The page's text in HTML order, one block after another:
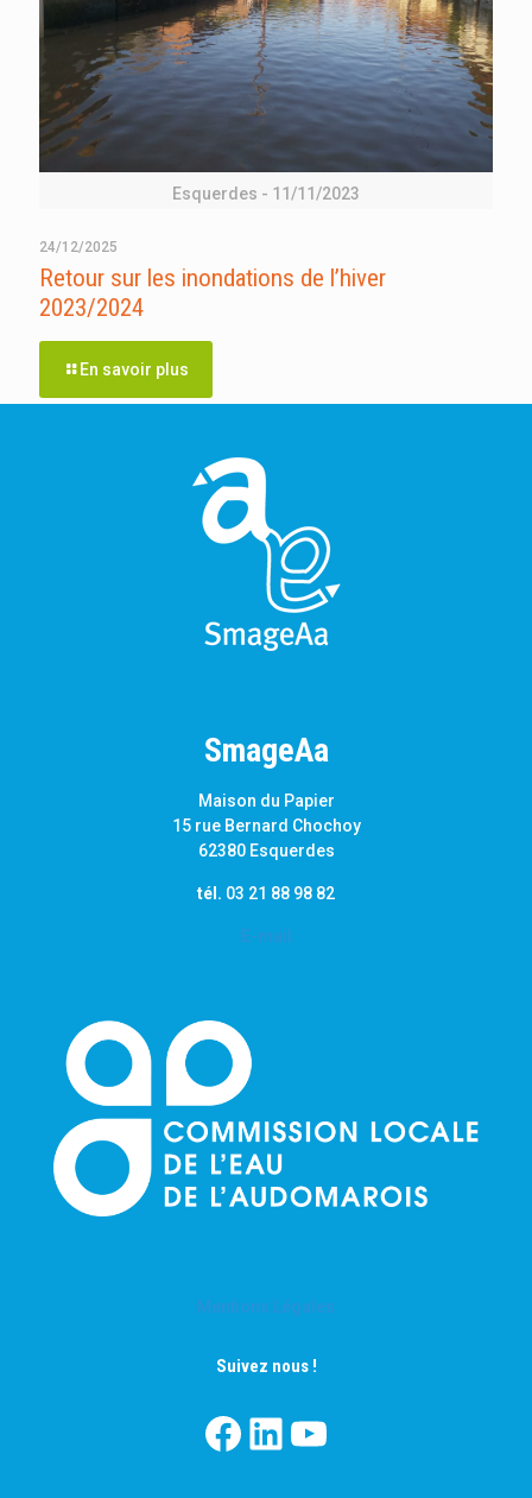
Esquerdes - 11/11/2023
24/12/2025
Retour sur les inondations de l’hiver
2023/2024
En savoir plus
SmageAa
Maison du Papier
15 rue Bernard Chochoy
62380 Esquerdes
tél. 03 21 88 98 82
E-mail
Mentions Légales
Suivez nous !
Facebook LinkedIn YouTube